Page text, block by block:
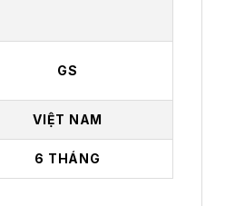
GS
VIỆT NAM
6 THÁNG